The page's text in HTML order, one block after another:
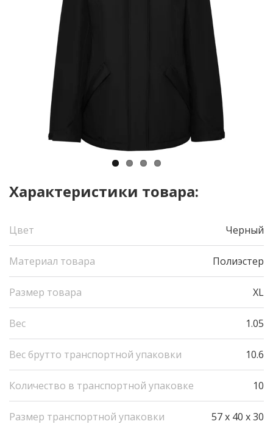
Характеристики товара:
Цвет Черный
Материал товара Полиэстер
Размер товара XL
Вес 1.05
Вес брутто транспортной упаковки 10.6
Количество в транспортной упаковке 10
Размер транспортной упаковки 57 x 40 x 30